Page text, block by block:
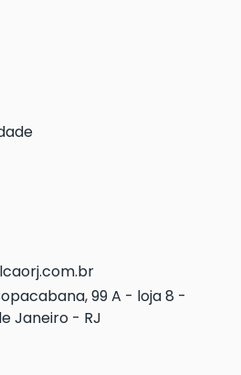
99 A - loja 8 -
Janeiro - RJ